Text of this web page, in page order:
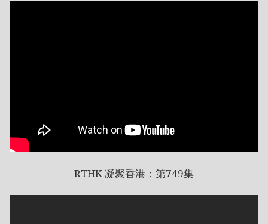
RTHK 凝聚香港：第749集